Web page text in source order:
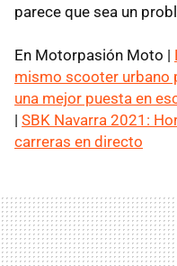
parece que sea un
En Motorpasión Moto |
mismo scooter urbano
una mejor puesta en
| SBK Navarra 2021:
carreras en directo